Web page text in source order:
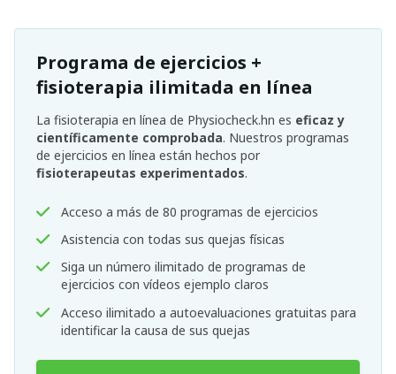
Programa de ejercicios +
fisioterapia ilimitada en línea
La fisioterapia en línea de Physiocheck.hn es eficaz y
científicamente comprobada. Nuestros programas
de ejercicios en línea están hechos por
fisioterapeutas experimentados.
Acceso a más de 80 programas de ejercicios
Asistencia con todas sus quejas físicas
Siga un número ilimitado de programas de
ejercicios con vídeos ejemplo claros
Acceso ilimitado a autoevaluaciones gratuitas para
identificar la causa de sus quejas